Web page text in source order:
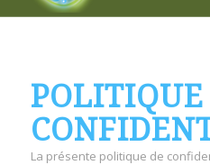
POLITIQUE
La présente politique de